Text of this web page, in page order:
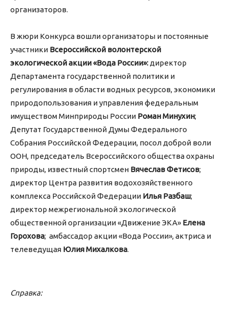
организаторов.
В жюри Конкурса вошли организаторы и постоянные
участники Всероссийской волонтерской
экологической акции «Вода России»: директор
Департамента государственной политики и
регулирования в области водных ресурсов, экономики
природопользования и управления федеральным
имуществом Минприроды России Роман Минухин;
Депутат Государственной Думы Федерального
Собрания Российской Федерации, посол доброй воли
ООН, председатель Всероссийского общества охраны
природы, известный спортсмен Вячеслав Фетисов;
директор Центра развития водохозяйственного
комплекса Российской Федерации Илья Разбаш;
директор межрегиональной экологической
общественной организации «Движение ЭКА» Елена
Горохова; амбассадор акции «Вода России», актриса и
телеведущая Юлия Михалкова.
Справка: